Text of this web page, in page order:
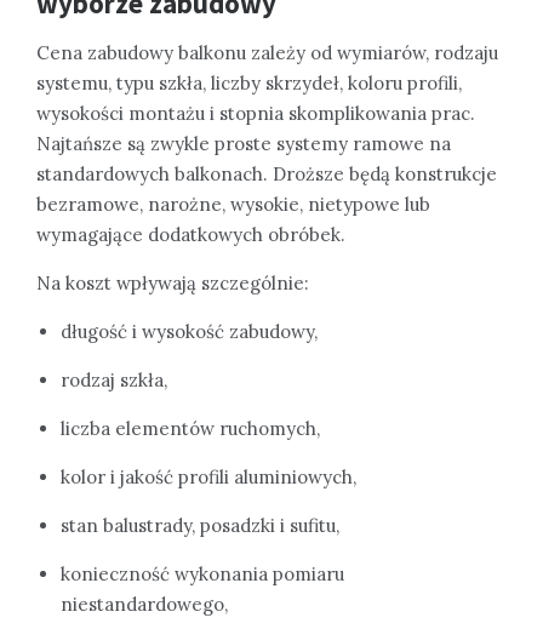
Cena zabudowy balkonu zależy od wymiarów, rodzaju
systemu, typu szkła, liczby skrzydeł, koloru profili,
wysokości montażu i stopnia skomplikowania prac.
Najtańsze są zwykle proste systemy ramowe na
standardowych balkonach. Droższe będą konstrukcje
bezramowe, narożne, wysokie, nietypowe lub
wymagające dodatkowych obróbek.
Na koszt wpływają szczególnie:
długość i wysokość zabudowy,
rodzaj szkła,
liczba elementów ruchomych,
kolor i jakość profili aluminiowych,
stan balustrady, posadzki i sufitu,
konieczność wykonania pomiaru
niestandardowego,